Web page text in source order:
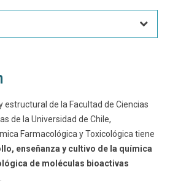
BIBLIOTECA
FACULTAD
estructural de la Facultad de Ciencias
de la Universidad de Chile,
Farmacológica y Toxicológica tiene
enseñanza y cultivo de la química
de moléculas bioactivas